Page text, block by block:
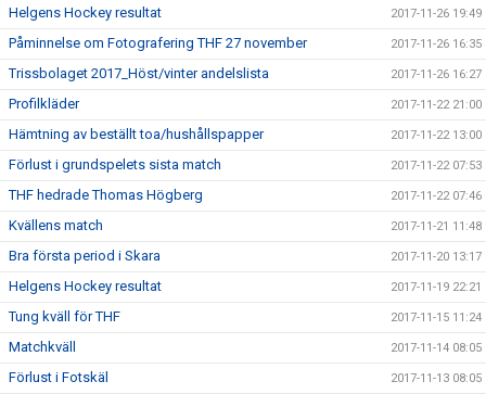
Helgens Hockey resultat 2017-11-26 19:49
Påminnelse om Fotografering THF 27 november 2017-11-26 16:35
Trissbolaget 2017_Höst/vinter andelslista 2017-11-26 16:27
Profilkläder 2017-11-22 21:00
Hämtning av beställt toa/hushållspapper 2017-11-22 13:00
Förlust i grundspelets sista match 2017-11-22 07:53
THF hedrade Thomas Högberg 2017-11-22 07:46
Kvällens match 2017-11-21 11:48
Bra första period i Skara 2017-11-20 13:17
Helgens Hockey resultat 2017-11-19 22:21
Tung kväll för THF 2017-11-15 11:24
Matchkväll 2017-11-14 08:05
Förlust i Fotskäl 2017-11-13 08:05